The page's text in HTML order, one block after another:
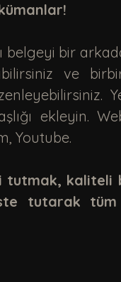
ve
ekleyin.
Youtube.
tutmak,
tutarak